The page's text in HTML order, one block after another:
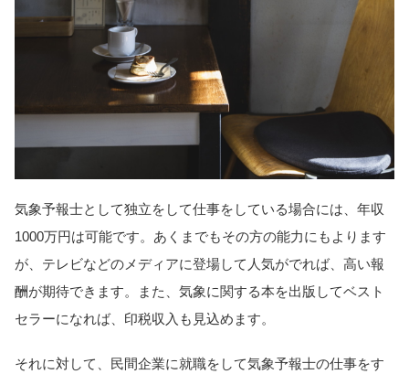
気象予報士として独立をして仕事をしている場合には、年収
1000万円は可能です。あくまでもその方の能力にもよります
が、テレビなどのメディアに登場して人気がでれば、高い報
酬が期待できます。また、気象に関する本を出版してベスト
セラーになれば、印税収入も見込めます。
それに対して、民間企業に就職をして気象予報士の仕事をす